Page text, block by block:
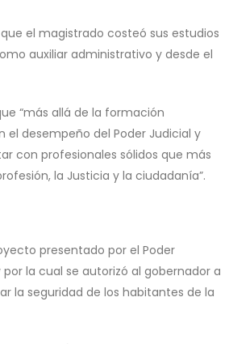
el magistrado costeó sus estudios
auxiliar administrativo y desde el
“más allá de la formación
desempeño del Poder Judicial y
con profesionales sólidos que más
la Justicia y la ciudadanía”.
presentado por el Poder
la cual se autorizó al gobernador a
la seguridad de los habitantes de la